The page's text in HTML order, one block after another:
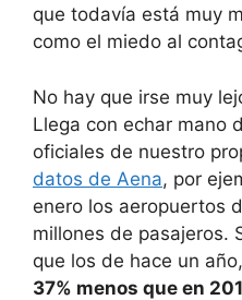
que todavía está muy
como el miedo al
No hay que irse muy
Llega con echar mano
oficiales de nuestro
datos de Aena, por
enero los aeropuertos
millones de pasajeros.
que los de hace un
37% menos que en